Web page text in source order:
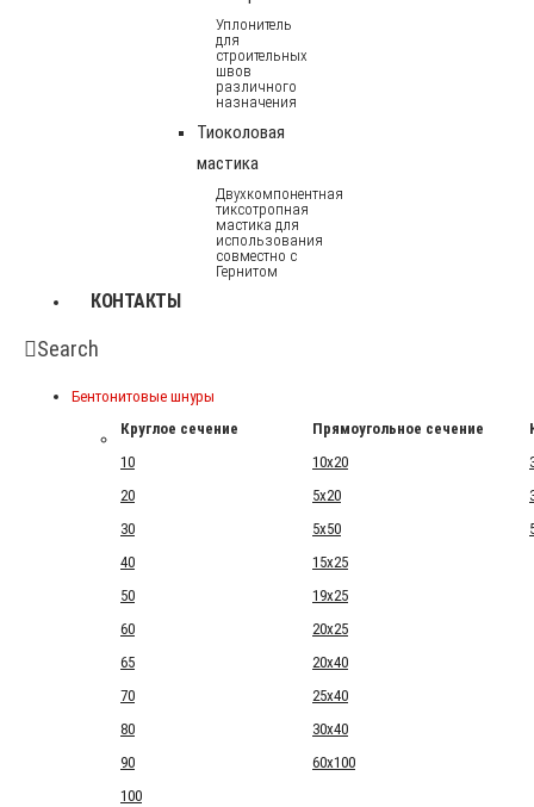
Уплонитель
для
строительных
швов
различного
назначения
Тиоколовая
мастика
Двухкомпонентная
тиксотропная
мастика для
использования
совместно с
Гернитом
КОНТАКТЫ
Search
Бентонитовые шнуры
Круглое сечение
Прямоугольное сечение
10
10x20
20
5x20
30
5x50
40
15x25
50
19x25
60
20x25
65
20x40
70
25x40
80
30x40
90
60x100
100